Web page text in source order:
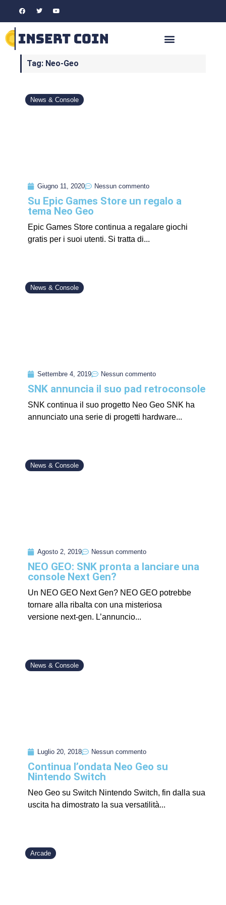
Tag: Neo-Geo
News & Console
Giugno 11, 2020 Nessun commento
Su Epic Games Store un regalo a
tema Neo Geo
Epic Games Store continua a regalare giochi
gratis per i suoi utenti. Si tratta di...
News & Console
Settembre 4, 2019 Nessun commento
SNK annuncia il suo pad retroconsole
SNK continua il suo progetto Neo Geo SNK ha
annunciato una serie di progetti hardware...
News & Console
Agosto 2, 2019 Nessun commento
NEO GEO: SNK pronta a lanciare una
console Next Gen?
Un NEO GEO Next Gen? NEO GEO potrebbe
tornare alla ribalta con una misteriosa
versione next-gen. L’annuncio...
News & Console
Luglio 20, 2018 Nessun commento
Continua l’ondata Neo Geo su
Nintendo Switch
Neo Geo su Switch Nintendo Switch, fin dalla sua
uscita ha dimostrato la sua versatilità...
Arcade